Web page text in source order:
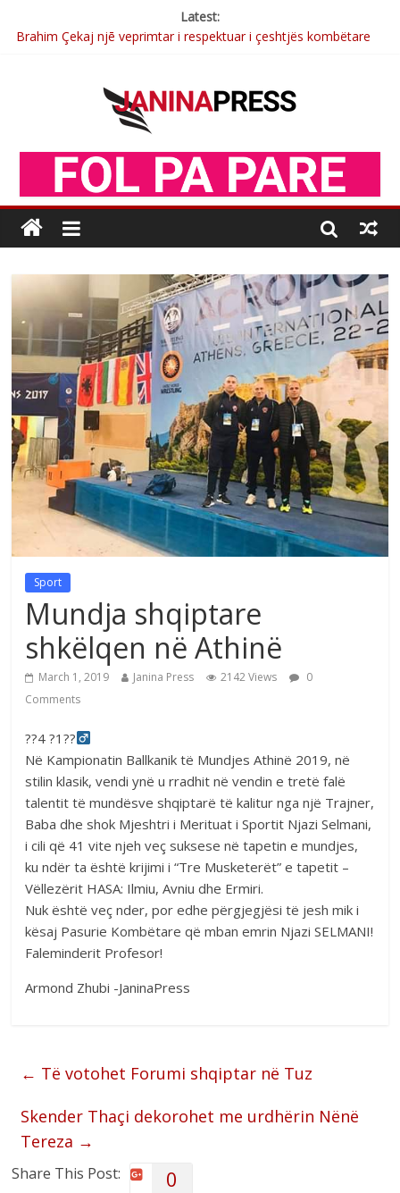
Latest:
Brahim Çekaj njē veprimtar i respektuar i çeshtjës kombëtare
Çlirimtari Agron Gërvalla me takime pune në atdhe të shoqerisë
Mimoza Gjoni artiste e mirëfilltë e këngës shqiptare
Nga Elmije Ajazi e nderuar
Sport
Mundja shqiptare
shkëlqen në Athinë
March 1, 2019 Janina Press 2142 Views
0
Comments
??4 ?1??‍
Në Kampionatin Ballkanik të Mundjes Athinë 2019, në
stilin klasik, vendi ynë u rradhit në vendin e tretë falë
talentit të mundësve shqiptarë të kalitur nga një Trajner,
Baba dhe shok Mjeshtri i Merituat i Sportit Njazi Selmani,
i cili që 41 vite njeh veç suksese në tapetin e mundjes,
ku ndër ta është krijimi i “Tre Musketerët” e tapetit –
Vëllezërit HASA: Ilmiu, Avniu dhe Ermiri.
Nuk është veç nder, por edhe përgjegjësi të jesh mik i
kësaj Pasurie Kombëtare që mban emrin Njazi SELMANI!
Faleminderit Profesor!
Armond Zhubi -JaninaPress
← Të votohet Forumi shqiptar në Tuz
Skender Thaçi dekorohet me urdhërin Nënë
Tereza →
Share This Post: 0